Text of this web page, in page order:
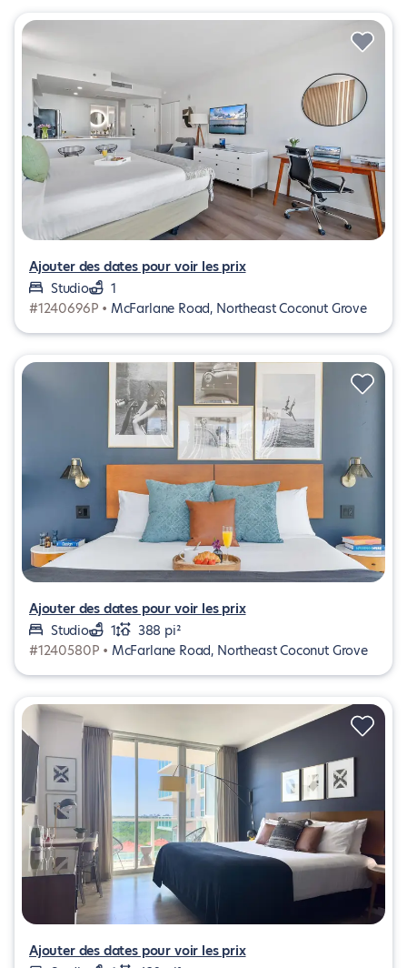
Ajouter des dates pour voir les prix
Studio
1
#1240696P • McFarlane Road, Northeast Coconut Grove
Ajouter des dates pour voir les prix
Studio
1
388 pi²
#1240580P • McFarlane Road, Northeast Coconut Grove
Ajouter des dates pour voir les prix